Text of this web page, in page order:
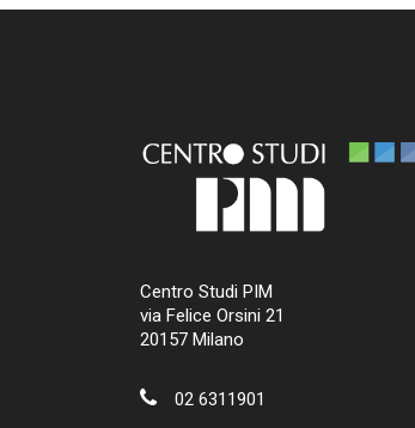
Centro Studi PIM
via Felice Orsini 21
20157 Milano
02 6311901